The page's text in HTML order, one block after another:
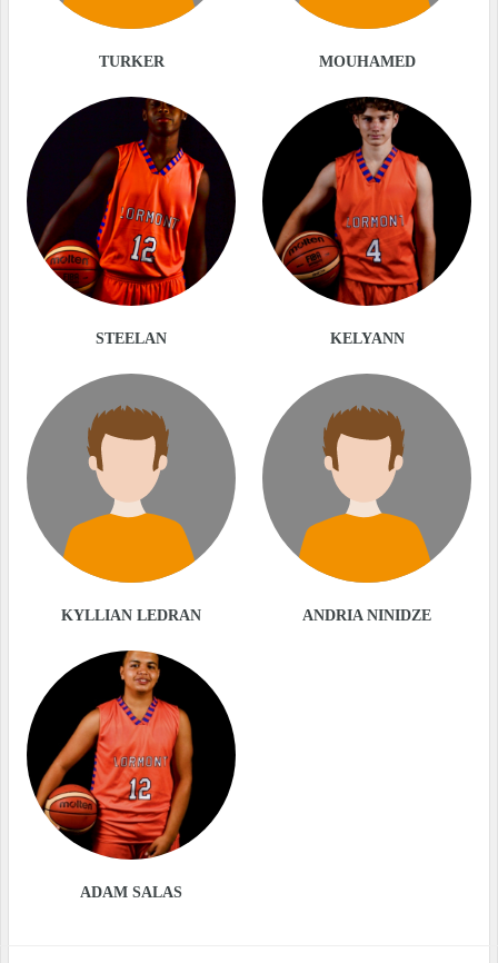
TURKER MOUHAMED
STEELAN KELYANN
KYLLIAN LEDRAN ANDRIA NINIDZE
ADAM SALAS